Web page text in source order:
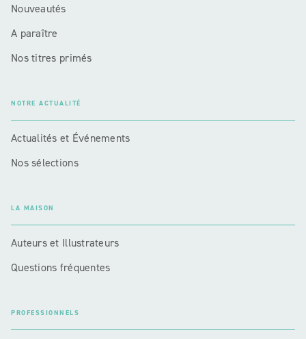
Nouveautés
A paraître
Nos titres primés
NOTRE ACTUALITÉ
Actualités et Événements
Nos sélections
LA MAISON
Auteurs et Illustrateurs
Questions fréquentes
PROFESSIONNELS